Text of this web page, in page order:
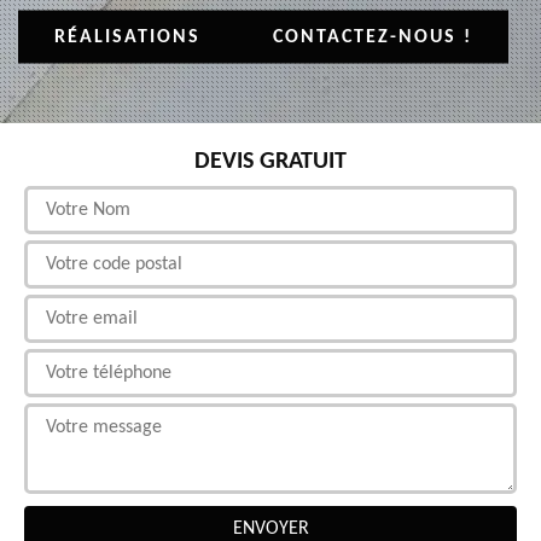
RÉALISATIONS CONTACTEZ-NOUS !
DEVIS GRATUIT